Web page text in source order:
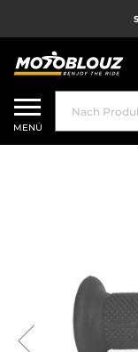
MENÜ